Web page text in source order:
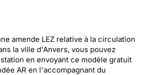
amende LEZ relative à la circulation
la ville d'Anvers, vous pouvez
en envoyant ce modèle gratuit
AR en l'accompagnant du